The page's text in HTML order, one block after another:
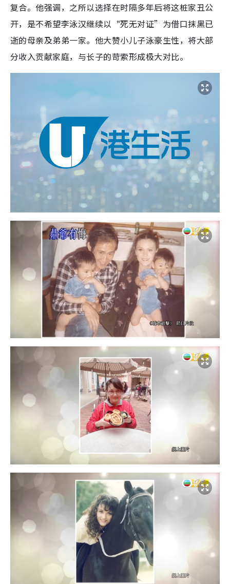
复合。他强调，之所以选择在时隔多年后将这桩家丑公
开，是不希望李泳汉继续以“死无对证”为借口抹黑已
逝的母亲及弟弟一家。他大赞小儿子泳豪生性，将大部
分收入贡献家庭，与长子的苛索形成极大对比。